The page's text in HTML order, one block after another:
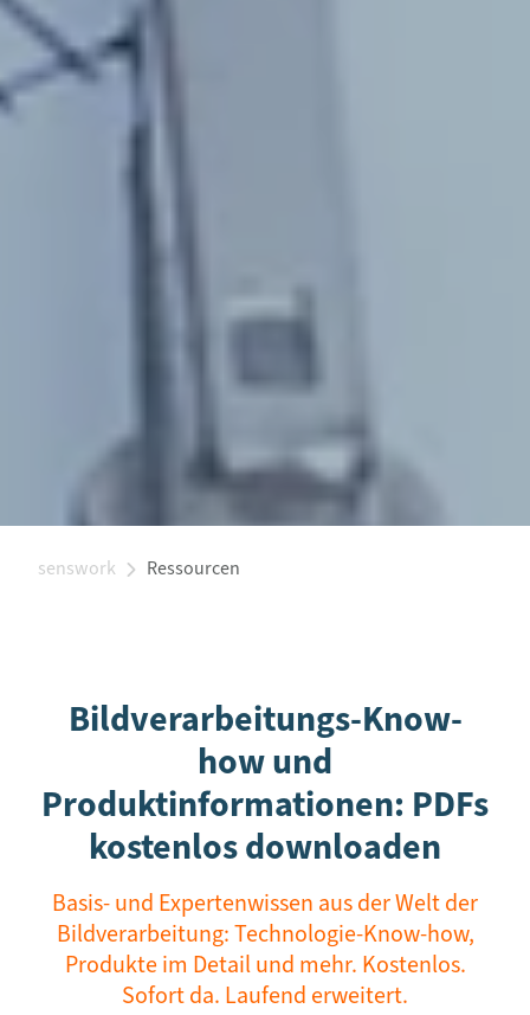
senswork Ressourcen
Bildverarbeitungs-Know-
how und
Produktinformationen: PDFs
kostenlos downloaden
Basis- und Expertenwissen aus der Welt der
Bildverarbeitung: Technologie-Know-how,
Produkte im Detail und mehr. Kostenlos.
Sofort da. Laufend erweitert.